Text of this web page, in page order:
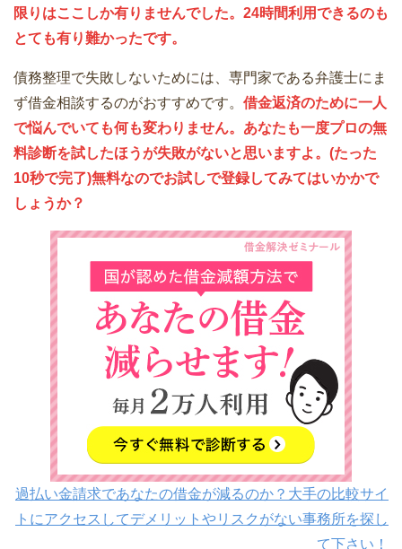
限りはここしか有りませんでした。24時間利用できるのも
とても有り難かったです。
債務整理で失敗しないためには、専門家である弁護士にま
ず借金相談するのがおすすめです。 借金返済のために一人
で悩んでいても何も変わりません。あなたも一度プロの無
料診断を試したほうが失敗がないと思いますよ。(たった
10秒で完了)無料なのでお試しで登録してみてはいかかで
しょうか？
過払い金請求であなたの借金が減るのか？大手の比較サイ
トにアクセスしてデメリットやリスクがない事務所を探し
て下さい！